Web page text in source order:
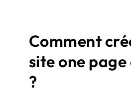
Comment
site one
?